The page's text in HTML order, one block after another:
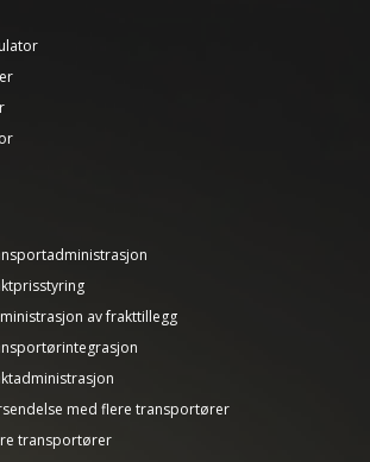
av frakttillegg
med flere transportører
transportører